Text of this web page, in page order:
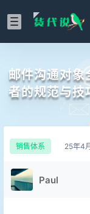
邮件沟通对象
者的规范与技
销售体系 25年4
Paul